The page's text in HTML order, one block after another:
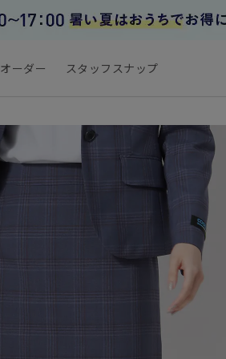
オーダー スタッフスナップ